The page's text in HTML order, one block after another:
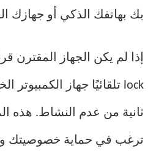
بك بهاتفك الذكي أو جهازك
ثانية من عدم النشاط. هذه
ترغب في حماية خصوصيتك